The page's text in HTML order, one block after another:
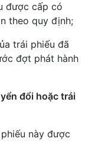
được cấp có
theo quy định;
trái phiếu đã
đợt phát hành
đổi hoặc trái
này được